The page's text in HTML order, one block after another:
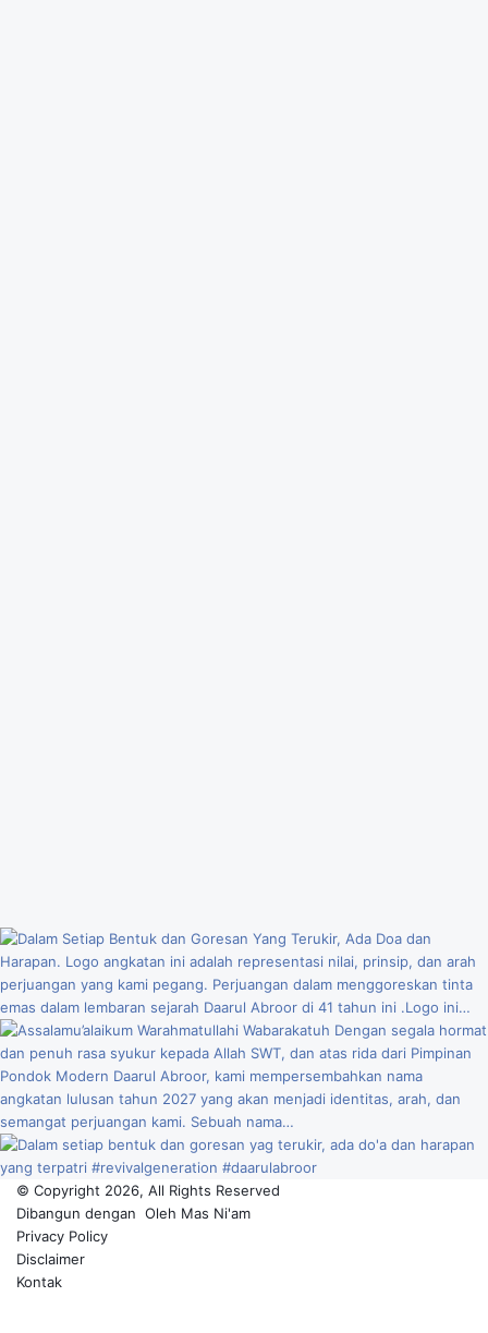
© Copyright 2026, All Rights Reserved
Dibangun dengan Oleh Mas Ni'am
Privacy Policy
Disclaimer
Kontak